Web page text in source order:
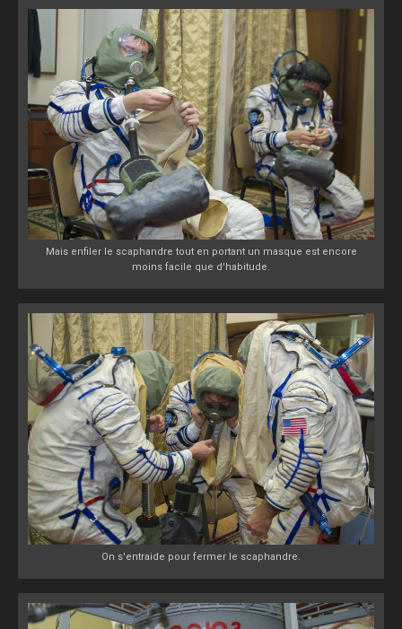
Mais enfiler le scaphandre tout en portant un masque est encore
moins facile que d'habitude.
On s'entraide pour fermer le scaphandre.